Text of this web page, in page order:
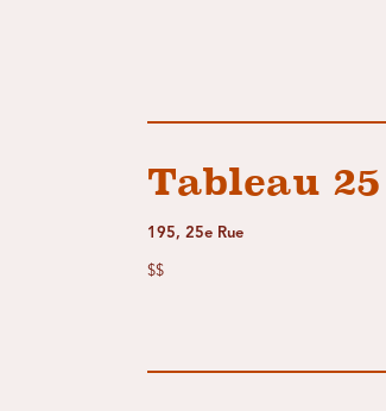
Tableau 25
195, 25e Rue
$$